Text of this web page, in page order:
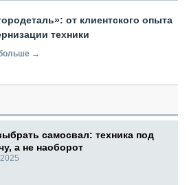
от клиентского опыта
техники
→
самосвал: техника под
а не наоборот